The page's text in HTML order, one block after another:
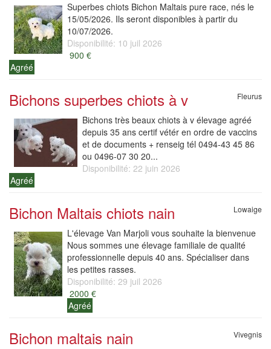
Superbes chiots Bichon Maltais pure race, nés le
15/05/2026. Ils seront disponibles à partir du
10/07/2026.
Disponibilité: 10 juil 2026
900 €
Agréé
Bichons superbes chiots à v Fleurus
Bichons très beaux chiots à v élevage agréé
depuis 35 ans certif vétér en ordre de vaccins
et de documents + renseig tél 0494-43 45 86
ou 0496-07 30 20...
Disponibilité: 22 juin 2026
Agréé
Bichon Maltais chiots nain Lowaige
L'élevage Van Marjoli vous souhaite la bienvenue
Nous sommes une élevage familiale de qualité
professionnelle depuis 40 ans. Spécialiser dans
les petites rasses.
Disponibilité: 29 juil 2026
2000 €
Agréé
Bichon maltais nain Vivegnis